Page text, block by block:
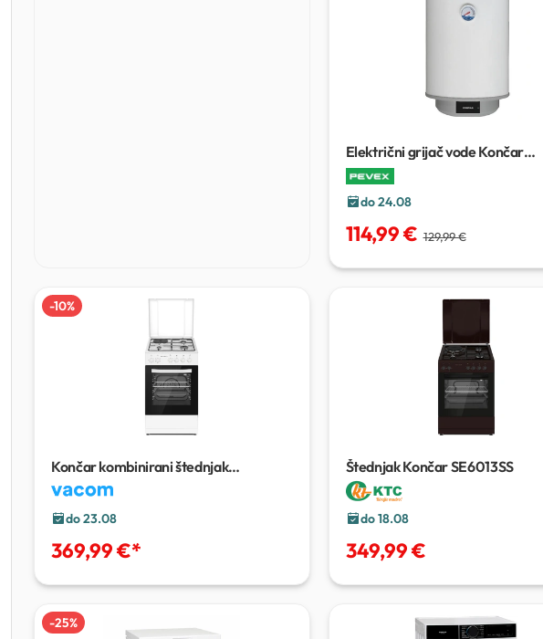
Električni grijač vode Končar
EGV50/802RM
do 24.08
114,99 € 129,99 €
-10%
Končar kombinirani štednjak
ST5013BS 3+1
do 23.08
369,99 €*
Štednjak Končar SE6013SS
do 18.08
349,99 €
-25%